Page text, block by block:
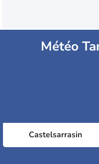
Météo
Castelsarrasin